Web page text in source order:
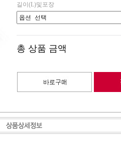
길이(L)및포장
총 상품 금액